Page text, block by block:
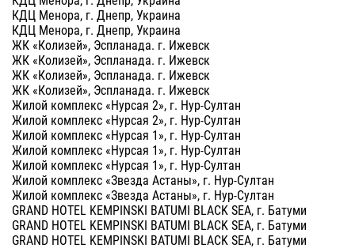
КДЦ Менора, г. Днепр, Украина
КДЦ Менора, г. Днепр, Украина
ЖК «Колизей», Эспланада. г. Ижевск
ЖК «Колизей», Эспланада. г. Ижевск
ЖК «Колизей», Эспланада. г. Ижевск
ЖК «Колизей», Эспланада. г. Ижевск
Жилой комплекс «Нурсая 2», г. Нур-Султан
Жилой комплекс «Нурсая 2», г. Нур-Султан
Жилой комплекс «Нурсая 1», г. Нур-Султан
Жилой комплекс «Нурсая 1», г. Нур-Султан
Жилой комплекс «Нурсая 1», г. Нур-Султан
Жилой комплекс «Звезда Астаны», г. Нур-Султан
Жилой комплекс «Звезда Астаны», г. Нур-Султан
GRAND HOTEL KEMPINSKI BATUMI BLACK SEA, г. Батуми
GRAND HOTEL KEMPINSKI BATUMI BLACK SEA, г. Батуми
GRAND HOTEL KEMPINSKI BATUMI BLACK SEA, г. Батуми